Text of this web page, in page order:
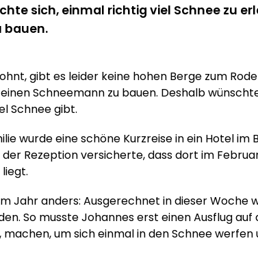
sich, einmal richtig viel Schnee zu
bauen.
gibt es leider keine hohen Berge zum
Schneemann zu bauen. Deshalb
Schnee gibt.
wurde eine schöne Kurzreise in ein Hotel
Rezeption versicherte, dass dort im
Jahr anders: Ausgerechnet in dieser Woche
So musste Johannes erst einen Ausflug
machen, um sich einmal in den Schnee